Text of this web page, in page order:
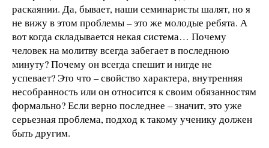
раскаянии. Да, бывает, наши семинаристы шалят, но я
не вижу в этом проблемы – это же молодые ребята. А
вот когда складывается некая система… Почему
человек на молитву всегда забегает в последнюю
минуту? Почему он всегда спешит и нигде не
успевает? Это что – свойство характера, внутренняя
несобранность или он относится к своим обязанностям
формально? Если верно последнее – значит, это уже
серьезная проблема, подход к такому ученику должен
быть другим.